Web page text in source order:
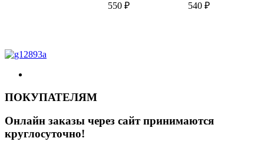
550₽ 540 ₽
ПОКУПАТЕЛЯМ
Онлайн заказы через сайт принимаются
круглосуточно!